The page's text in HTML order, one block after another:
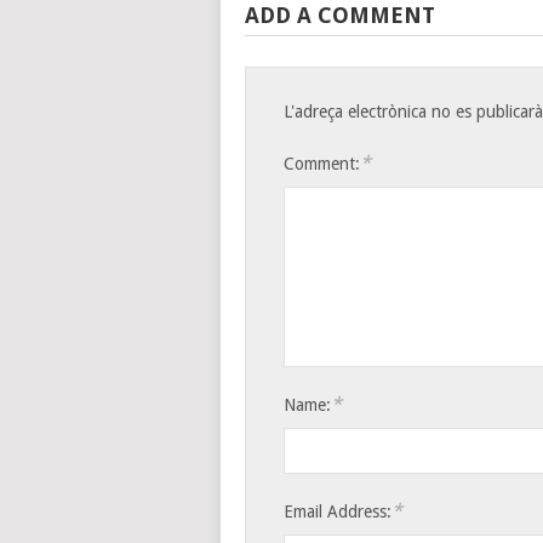
ADD A COMMENT
L'adreça electrònica no es
Comment: *
Name: *
Email Address: *